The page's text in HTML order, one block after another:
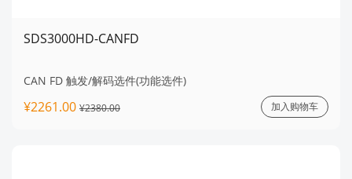
SDS3000HD-CANFD
CAN FD 触发/解码选件(功能选件)
¥2261.00 ¥2380.00 加入购物车